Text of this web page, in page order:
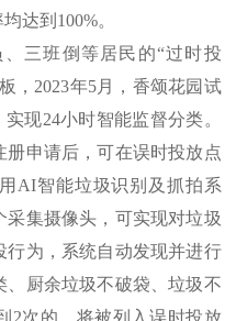
达到100%。
三班倒等居民的“过时投
，2023年5月，香颂花园试
现24小时智能监督分类。
申请后，可在误时投放点
AI智能垃圾识别及抓拍系
集摄像头，可实现对垃圾
为，系统自动发现并进行
厨余垃圾不破袋、垃圾不